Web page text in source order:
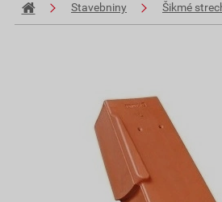
Stavebniny Šikmé